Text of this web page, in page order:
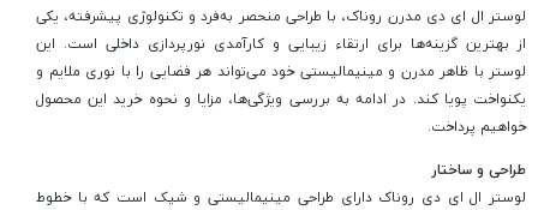
لوستر ال ای دی مدرن روناک، با طراحی منحصر به‌فرد و تکنولوژی پیشرفته، یکی
از بهترین گزینه‌ها برای ارتقاء زیبایی و کارآمدی نورپردازی داخلی است. این
لوستر با ظاهر مدرن و مینیمالیستی خود می‌تواند هر فضایی را با نوری ملایم و
یکنواخت پویا کند. در ادامه به بررسی ویژگی‌ها، مزایا و نحوه خرید این محصول
خواهیم پرداخت.
طراحی و ساختار
لوستر ال ای دی روناک دارای طراحی مینیمالیستی و شیک است که با خطوط